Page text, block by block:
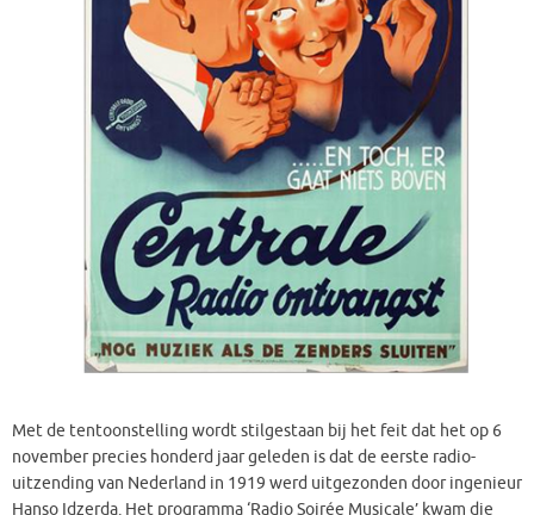
Met de tentoonstelling wordt stilgestaan bij het feit dat het op 6
november precies honderd jaar geleden is dat de eerste radio-
uitzending van Nederland in 1919 werd uitgezonden door ingenieur
Hanso Idzerda. Het programma ‘Radio Soirée Musicale’ kwam die